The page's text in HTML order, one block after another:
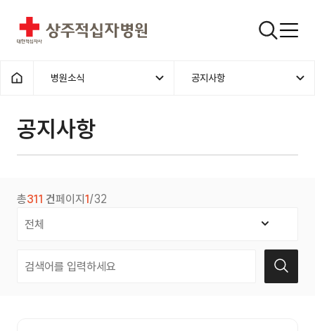
상주적십자병원 검색창
홈으로
병원소식 공지사항
공지사항
총311 건페이지 1/32